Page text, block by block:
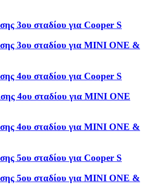
3ου σταδίου για Cooper S
3ου σταδίου για MINI ONE &
4ου σταδίου για Cooper S
4ου σταδίου για MINI ONE
4ου σταδίου για MINI ONE &
5ου σταδίου για Cooper S
5ου σταδίου για MINI ONE &